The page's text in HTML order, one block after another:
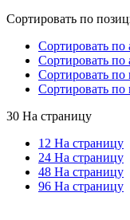
Сортировать по
Сортировать
Сортировать
Сортировать
Сортировать
30 На страницу
12 На страницу
24 На страницу
48 На страницу
96 На страницу